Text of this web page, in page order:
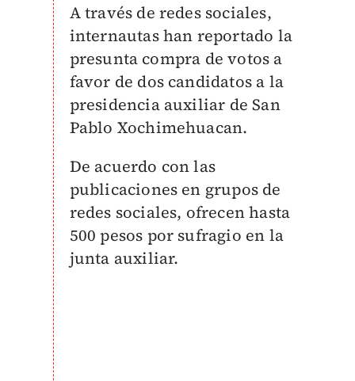
A través de redes sociales,
internautas han reportado la
presunta compra de votos a
favor de dos candidatos a la
presidencia auxiliar de San
Pablo Xochimehuacan.
De acuerdo con las
publicaciones en grupos de
redes sociales, ofrecen hasta
500 pesos por sufragio en la
junta auxiliar.